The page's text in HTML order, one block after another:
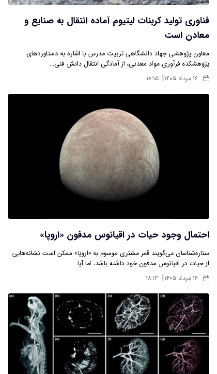
فناوری تولید کربنات لیتیوم آماده انتقال به صنایع و
معادن است
معاون پژوهشی جهاد دانشگاهی تربیت مدرس با اشاره به دستاوردهای
پژوهشکده فرآوری مواد معدنی، از آمادگی انتقال دانش فنی…
۱۶ مرداد ۱۴۰۵ | ۱۸:۱۵
احتمال وجود حیات در اقیانوس مدفون «اروپا»
ستاره‌شناسان می‌گویند قمر مشتری موسوم به «اروپا» ممکن است نشانه‌هایی
از حیات در اقیانوس مدفون خود داشته باشد، اما آیا…
۱۶ مرداد ۱۴۰۵ | ۱۸:۱۳